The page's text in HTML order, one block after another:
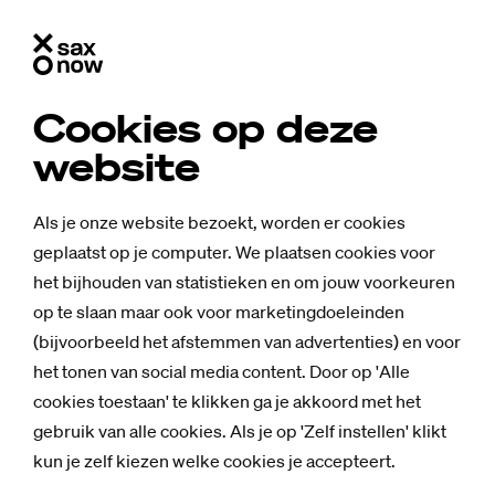
Cookies op deze
website
Als je onze website bezoekt, worden er cookies
geplaatst op je computer. We plaatsen cookies voor
het bijhouden van statistieken en om jouw voorkeuren
op te slaan maar ook voor marketingdoeleinden
(bijvoorbeeld het afstemmen van advertenties) en voor
het tonen van social media content. Door op 'Alle
cookies toestaan' te klikken ga je akkoord met het
gebruik van alle cookies. Als je op 'Zelf instellen' klikt
kun je zelf kiezen welke cookies je accepteert.